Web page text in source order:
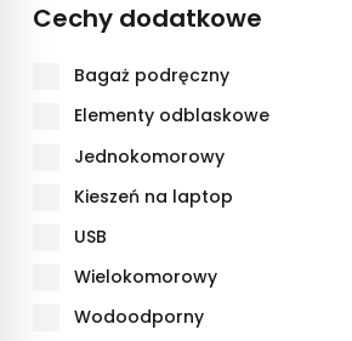
Cechy dodatkowe
Bagaż podręczny
Elementy odblaskowe
Jednokomorowy
Kieszeń na laptop
USB
Wielokomorowy
Wodoodporny